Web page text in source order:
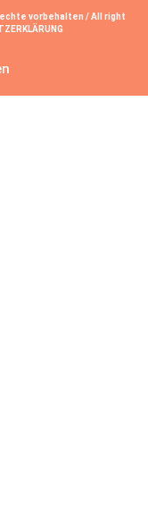
vorbehalten / All right